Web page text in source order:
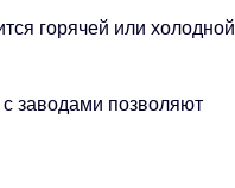
горячей или холодной
заводами позволяют